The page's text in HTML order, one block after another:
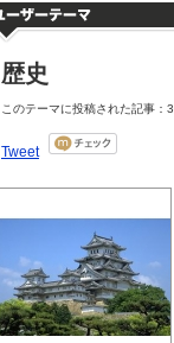
歴史
このテーマに投稿された記事
Tweet